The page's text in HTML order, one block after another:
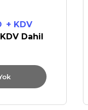
+ KDV
KDV Dahil